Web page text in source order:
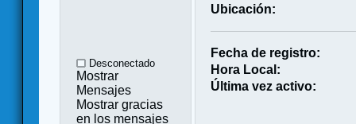
Desconectado
Mostrar
Mensajes
Mostrar gracias
en los mensajes
Ubicación:
Fecha de registro:
Hora Local:
Última vez activo: